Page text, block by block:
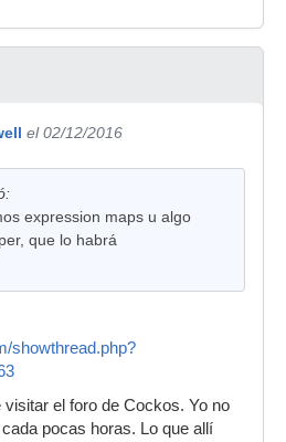
el 02/12/2016
expression maps u algo
que lo habrá
showthread.php?
visitar el foro de Cockos. Yo no
pocas horas. Lo que allí